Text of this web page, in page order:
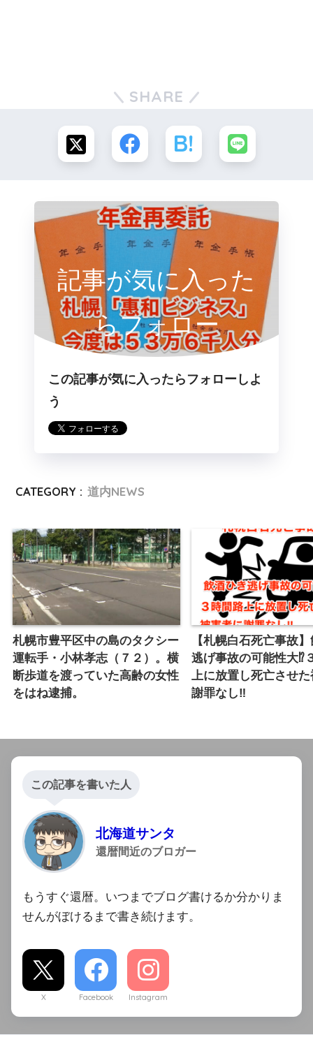
SHARE
記事が気に入った
らフォロー
この記事が気に入ったらフォローしよ
う
CATEGORY : 道内NEWS
札幌市豊平区中の島のタクシー
運転手・小林孝志（７２）。横
断歩道を渡っていた高齢の女性
をはね逮捕。
【札幌白石死亡事故
逃げ事故の可能性大⁉︎
上に放置し死亡させ
謝罪なし‼︎
この記事を書いた人
北海道サンタ
還暦間近のブロガー
もうすぐ還暦。いつまでブログ書けるか分かりま
せんがぼけるまで書き続けます。
X Facebook Instagram